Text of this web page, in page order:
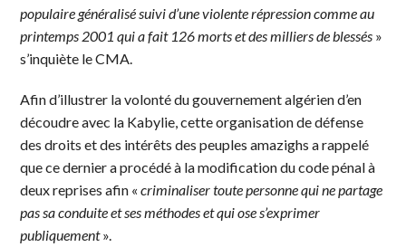
populaire généralisé suivi d’une violente répression comme au
printemps 2001 qui a fait 126 morts et des milliers de blessés »
s’inquiète le CMA.
Afin d’illustrer la volonté du gouvernement algérien d’en
découdre avec la Kabylie, cette organisation de défense
des droits et des intérêts des peuples amazighs a rappelé
que ce dernier a procédé à la modification du code pénal à
deux reprises afin «criminaliser toute personne qui ne partage
pas sa conduite et ses méthodes et qui ose s’exprimer
publiquement».